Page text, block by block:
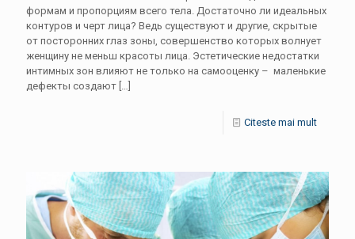
формам и пропорциям всего тела. Достаточно ли идеальных
контуров и черт лица? Ведь существуют и другие, скрытые
от посторонних глаз зоны, совершенство которых волнует
женщину не меньш красоты лица. Эстетические недостатки
интимных зон влияют не только на самооценку – маленькие
дефекты создают […]
Citeste mai mult